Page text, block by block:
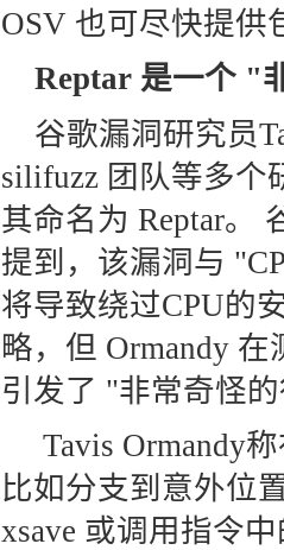
OSV 也可尽快提供
Reptar 是一个 "
谷歌漏洞研究员
silifuzz 团队等多个
其命名为 Reptar。
提到，该漏洞与
将导致绕过CPU的
略，但 Ormandy
引发了 "非常奇怪
Tavis Ormandy
比如分支到意外位
xsave 或调用指令